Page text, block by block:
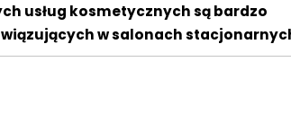
usług kosmetycznych są bardzo
w salonach